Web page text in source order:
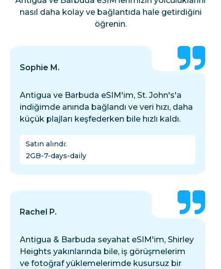
nasıl daha kolay ve bağlantıda hale getirdiğini
öğrenin.
Sophie M.
Antigua ve Barbuda eSIM'im, St. John's'a
indiğimde anında bağlandı ve veri hızı, daha
küçük plajları keşfederken bile hızlı kaldı.
Satın alındı:
2GB-7-days-daily
Rachel P.
Antigua & Barbuda seyahat eSIM'im, Shirley
Heights yakınlarında bile, iş görüşmelerim
ve fotoğraf yüklemelerimde kusursuz bir